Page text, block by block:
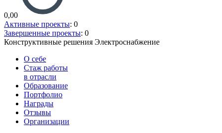
0,00
Активные проекты: 0
Завершенные проекты: 0
Конструктивные решения Электроснабжение
О себе
Стаж работы
в отрасли
Образование
Портфолио
Награды
Отзывы
Организации